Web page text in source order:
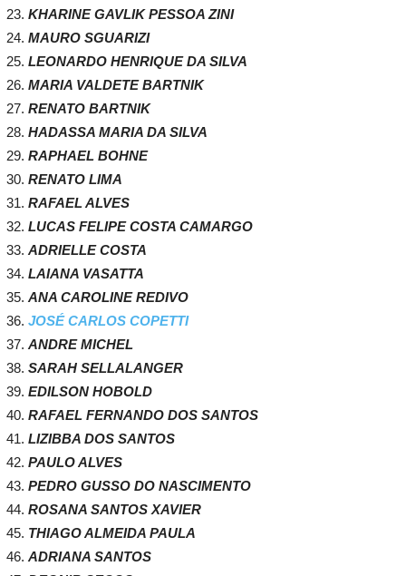
KHARINE GAVLIK PESSOA ZINI
MAURO SGUARIZI
LEONARDO HENRIQUE DA SILVA
MARIA VALDETE BARTNIK
RENATO BARTNIK
HADASSA MARIA DA SILVA
RAPHAEL BOHNE
RENATO LIMA
RAFAEL ALVES
LUCAS FELIPE COSTA CAMARGO
ADRIELLE COSTA
LAIANA VASATTA
ANA CAROLINE REDIVO
JOSÉ CARLOS COPETTI
ANDRE MICHEL
SARAH SELLALANGER
EDILSON HOBOLD
RAFAEL FERNANDO DOS SANTOS
LIZIBBA DOS SANTOS
PAULO ALVES
PEDRO GUSSO DO NASCIMENTO
ROSANA SANTOS XAVIER
THIAGO ALMEIDA PAULA
ADRIANA SANTOS